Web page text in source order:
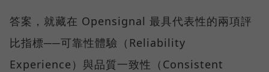
答案，就藏在 Opensignal 最具代表性的兩項評
比指標──可靠性體驗（Reliability
Experience）與品質一致性（Consistent